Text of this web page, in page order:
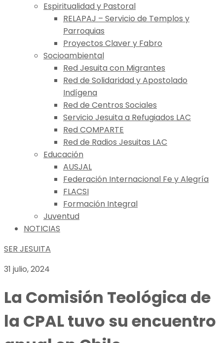
Espiritualidad y Pastoral
RELAPAJ – Servicio de Templos y
Parroquias
Proyectos Claver y Fabro
Socioambiental
Red Jesuita con Migrantes
Red de Solidaridad y Apostolado
Indígena
Red de Centros Sociales
Servicio Jesuita a Refugiados LAC
Red COMPARTE
Red de Radios Jesuitas LAC
Educación
AUSJAL
Federación Internacional Fe y Alegría
FLACSI
Formación Integral
Juventud
NOTICIAS
SER JESUITA
31 julio, 2024
La Comisión Teológica de
la CPAL tuvo su encuentro